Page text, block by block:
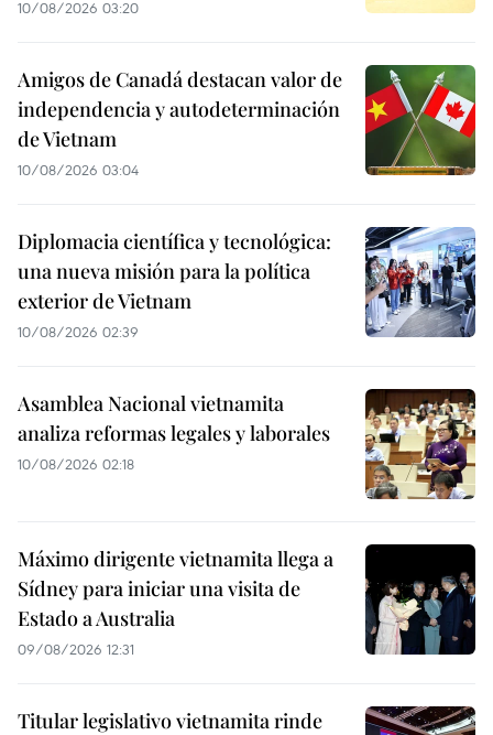
10/08/2026 03:20
Amigos de Canadá destacan valor de
independencia y autodeterminación
de Vietnam
10/08/2026 03:04
Diplomacia científica y tecnológica:
una nueva misión para la política
exterior de Vietnam
10/08/2026 02:39
Asamblea Nacional vietnamita
analiza reformas legales y laborales
10/08/2026 02:18
Máximo dirigente vietnamita llega a
Sídney para iniciar una visita de
Estado a Australia
09/08/2026 12:31
Titular legislativo vietnamita rinde